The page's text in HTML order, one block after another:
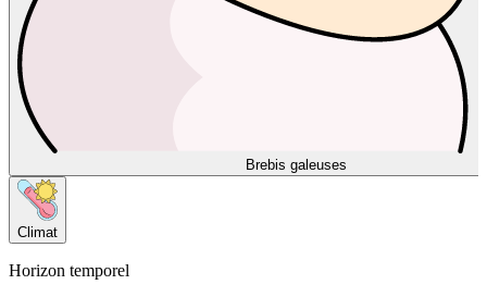
Brebis galeuses
Climat
Horizon temporel